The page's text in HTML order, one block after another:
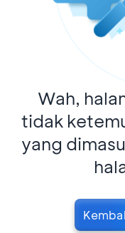
Wah,
tidak
yang